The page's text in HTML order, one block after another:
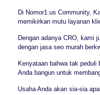
Di Nomor1.us Community,
memikirkan mutu layanan
Dengan adanya CRO, kami
dengan jasa seo murah
Kenyataan bahwa tak
Anda bangun untuk
Usaha Anda akan sia-sia